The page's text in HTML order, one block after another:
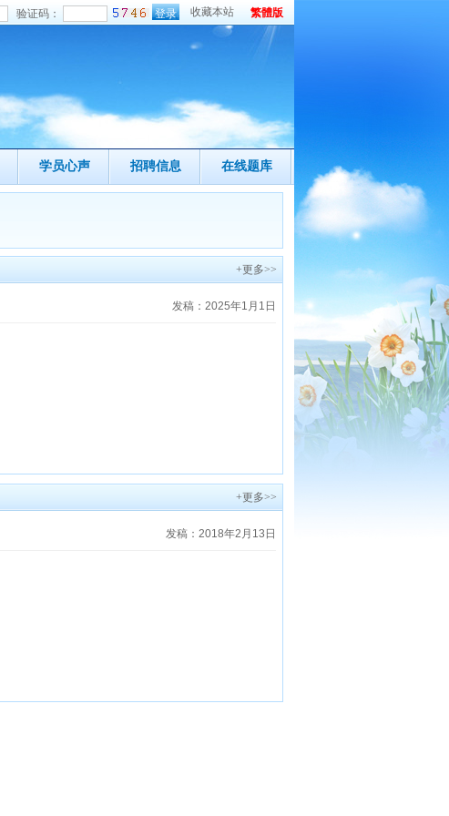
验证码： 收藏本站 繁體版
学员心声 招聘信息 在线题库
+更多>>
发稿：2025年1月1日
+更多>>
发稿：2018年2月13日